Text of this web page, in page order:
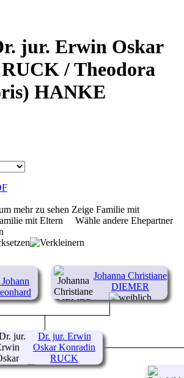
jur. Erwin Oskar
/ Theodora
HANKE
mehr zu sehen Zeige Familie mit
mit Eltern
Wähle andere Ehepartner
Johanna Christiane
DIEMER
Dr. jur. Erwin
Oskar Konradin
RUCK
(1882-